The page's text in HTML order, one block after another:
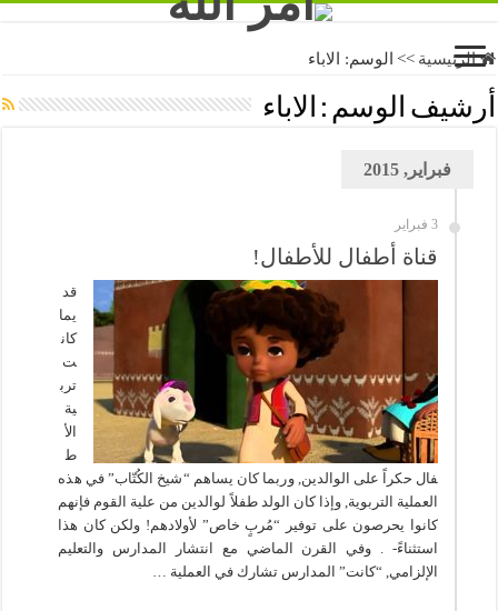
الرئيسية >> الوسم: الاباء
أرشيف الوسم : الاباء
فبراير, 2015
3 فبراير
قناة أطفال للأطفال!
قد
يما
كان
ت
ترب
ية
الأ
ط
فال حكراً على الوالدين, وربما كان يساهم “شيخ الكُتّاب” في هذه
العملية التربوية, وإذا كان الولد طفلاً لوالدين من علية القوم فإنهم
كانوا يحرصون على توفير “مُربٍ خاص” لأولادهم! ولكن كان هذا
استثناءً- . وفي القرن الماضي مع انتشار المدارس والتعليم
الإلزامي, “كانت” المدارس تشارك في العملية …